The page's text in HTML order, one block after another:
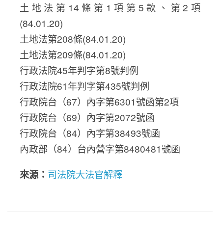
土地法第14條第1項第5款、第2項
(84.01.20)
土地法第208條(84.01.20)
土地法第209條(84.01.20)
行政法院45年判字第8號判例
行政法院61年判字第435號判例
行政院台（67）內字第6301號函第2項
行政院台（69）內字第2072號函
行政院台（84）內字第38493號函
內政部（84）台內營字第8480481號函
來源： 司法院大法官解釋